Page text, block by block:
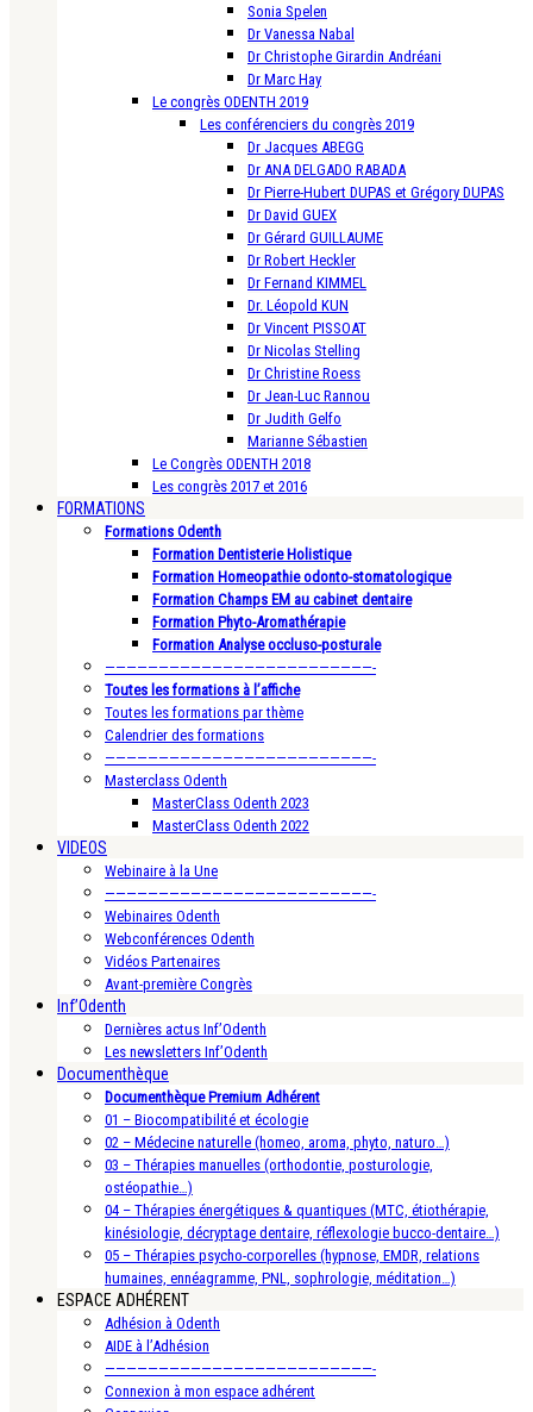
Sonia Spelen
Dr Vanessa Nabal
Dr Christophe Girardin Andréani
Dr Marc Hay
Le congrès ODENTH 2019
Les conférenciers du congrès 2019
Dr Jacques ABEGG
Dr ANA DELGADO RABADA
Dr Pierre-Hubert DUPAS et Grégory DUPAS
Dr David GUEX
Dr Gérard GUILLAUME
Dr Robert Heckler
Dr Fernand KIMMEL
Dr. Léopold KUN
Dr Vincent PISSOAT
Dr Nicolas Stelling
Dr Christine Roess
Dr Jean-Luc Rannou
Dr Judith Gelfo
Marianne Sébastien
Le Congrès ODENTH 2018
Les congrès 2017 et 2016
FORMATIONS
Formations Odenth
Formation Dentisterie Holistique
Formation Homeopathie odonto-stomatologique
Formation Champs EM au cabinet dentaire
Formation Phyto-Aromathérapie
Formation Analyse occluso-posturale
—————————————————————————-
Toutes les formations à l’affiche
Toutes les formations par thème
Calendrier des formations
—————————————————————————-
Masterclass Odenth
MasterClass Odenth 2023
MasterClass Odenth 2022
VIDEOS
Webinaire à la Une
—————————————————————————-
Webinaires Odenth
Webconférences Odenth
Vidéos Partenaires
Avant-première Congrès
Inf’Odenth
Dernières actus Inf’Odenth
Les newsletters Inf’Odenth
Documenthèque
Documenthèque Premium Adhérent
01 – Biocompatibilité et écologie
02 – Médecine naturelle (homeo, aroma, phyto, naturo…)
03 – Thérapies manuelles (orthodontie, posturologie,
ostéopathie…)
04 – Thérapies énergétiques & quantiques (MTC, étiothérapie,
kinésiologie, décryptage dentaire, réflexologie bucco-dentaire…)
05 – Thérapies psycho-corporelles (hypnose, EMDR, relations
humaines, ennéagramme, PNL, sophrologie, méditation…)
ESPACE ADHÉRENT
Adhésion à Odenth
AIDE à l’Adhésion
—————————————————————————-
Connexion à mon espace adhérent